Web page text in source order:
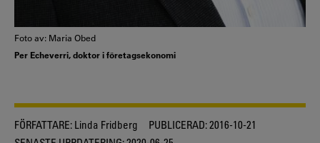
Foto av: Maria Obed
Per Echeverri, doktor i företagsekonomi
FÖRFATTARE: Linda Fridberg PUBLICERAD:2016-10-21